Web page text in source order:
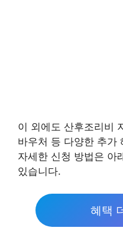
이 외에도 산후조리비
바우처 등 다양한 추가
자세한 신청 방법은 아
있습니다.
혜택